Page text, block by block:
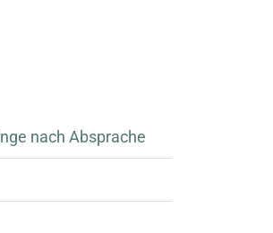
nach Absprache